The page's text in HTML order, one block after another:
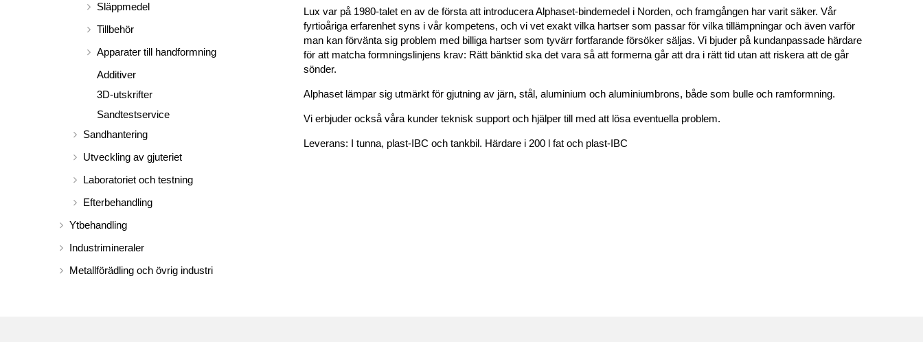
Släppmedel
Tillbehör
Apparater till handformning
Additiver
3D-utskrifter
Sandtestservice
Sandhantering
Utveckling av gjuteriet
Laboratoriet och testning
Efterbehandling
Ytbehandling
Industrimineraler
Metallförädling och övrig industri
Lux var på 1980-talet en av de första att introducera Alphaset-bindemedel i Norden, och framgången har varit säker. Vår
fyrtioåriga erfarenhet syns i vår kompetens, och vi vet exakt vilka hartser som passar för vilka tillämpningar och även varför
man kan förvänta sig problem med billiga hartser som tyvärr fortfarande försöker säljas. Vi bjuder på kundanpassade härdare
för att matcha formningslinjens krav: Rätt bänktid ska det vara så att formerna går att dra i rätt tid utan att riskera att de går
sönder.
Alphaset lämpar sig utmärkt för gjutning av järn, stål, aluminium och aluminiumbrons, både som bulle och ramformning.
Vi erbjuder också våra kunder teknisk support och hjälper till med att lösa eventuella problem.
Leverans: I tunna, plast-IBC och tankbil. Härdare i 200 l fat och plast-IBC